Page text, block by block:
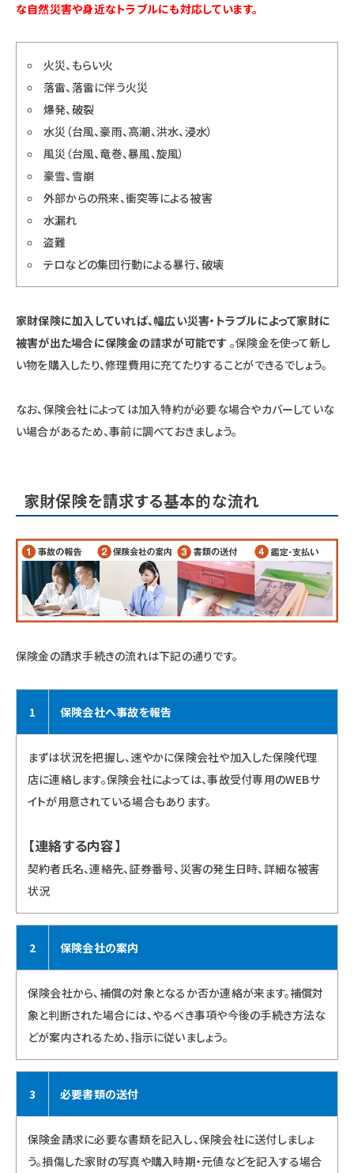
な自然災害や身近なトラブルにも対応しています。
火災、もらい火
落雷、落雷に伴う火災
爆発、破裂
水災（台風、豪雨、高潮、洪水、浸水）
風災（台風、竜巻、暴風、旋風）
豪雪、雪崩
外部からの飛来、衝突等による被害
水漏れ
盗難
テロなどの集団行動による暴行、破壊
家財保険に加入していれば、幅広い災害・トラブルによって家財に
被害が出た場合に保険金の請求が可能です 。保険金を使って新し
い物を購入したり、修理費用に充てたりすることができるでしょう。
なお、保険会社によっては加入特約が必要な場合やカバーしていな
い場合があるため、事前に調べておきましょう。
家財保険を請求する基本的な流れ
保険金の請求手続きの流れは下記の通りです。
1 保険会社へ事故を報告
まずは状況を把握し、速やかに保険会社や加入した保険代理
店に連絡します。保険会社によっては、事故受付専用のWEBサ
イトが用意されている場合もあります。
【連絡する内容】
契約者氏名、連絡先、証券番号、災害の発生日時、詳細な被害
状況
2 保険会社の案内
保険会社から、補償の対象となるか否か連絡が来ます。補償対
象と判断された場合には、やるべき事項や今後の手続き方法な
どが案内されるため、指示に従いましょう。
3 必要書類の送付
保険金請求に必要な書類を記入し、保険会社に送付しましょ
う。損傷した家財の写真や購入時期・元値などを記入する場合